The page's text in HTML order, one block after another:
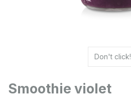
Don't click!
Smoothie violet